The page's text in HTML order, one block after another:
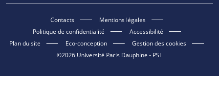
Contacts
Mentions légales
Politique de confidentialité
Accessibilité
Plan du site
Eco-conception
Gestion des cookies
©2026 Université Paris Dauphine - PSL